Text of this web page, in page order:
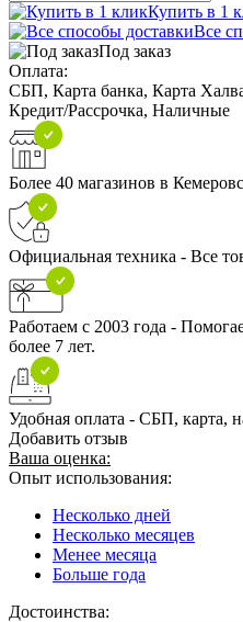
Купить в 1
Все
Под заказ
Оплата:
СБП, Карта банка, Карта
Кредит/Рассрочка, Наличные
Более 40 магазинов в
Официальная техника - Все
Работаем с 2003 года -
более 7 лет.
Удобная оплата - СБП, карта,
Добавить отзыв
Ваша оценка:
Опыт использования:
Несколько дней
Несколько месяцев
Менее месяца
Больше года
Достоинства: